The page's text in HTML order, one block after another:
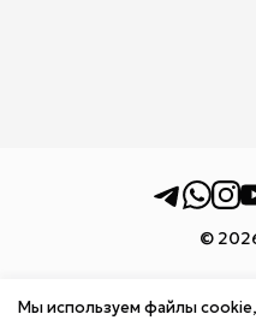
©
Мы используем файлы